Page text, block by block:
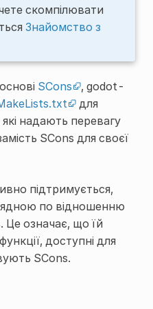
скомпілювати
Знайомство з
SCons
, godot-
для
надають перевагу
SCons для своєї
підтримується,
по відношенню
Це означає, що їй
доступні для
SCons.